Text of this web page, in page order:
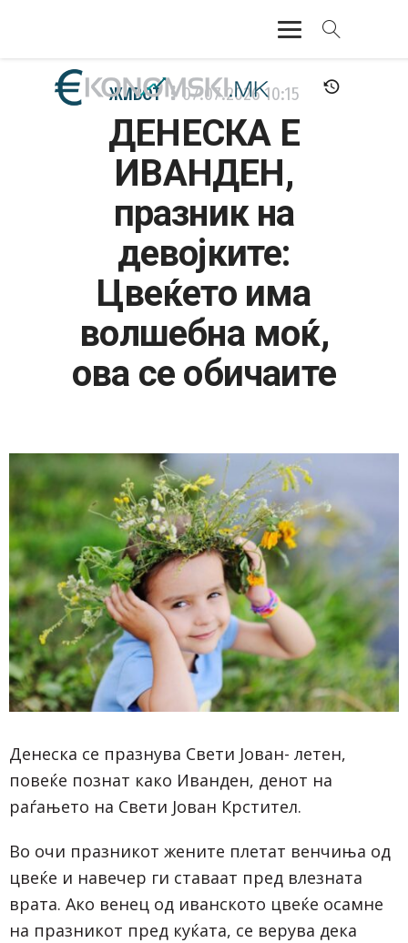
АКТУЕЛНО
ЕКОНОМИЈА
ФИНАНСИИ
БАНКАРСТВО
ЖИВОТ
МОЗАИК
ЖИВОТ 07.07.202610:15
ДЕНЕСКА Е
ИВАНДЕН,
празник на
девојките:
Цвеќето има
волшебна моќ,
ова се обичаите
Денеска се празнува Свети Јован- летен,
повеќе познат како Иванден, денот на
раѓањето на Свети Јован Крстител.
Во очи празникот жените плетат венчиња од
цвеќе и навечер ги ставаат пред влезната
врата. Ако венец од иванското цвеќе осамне
на празникот пред куќата, се верува дека